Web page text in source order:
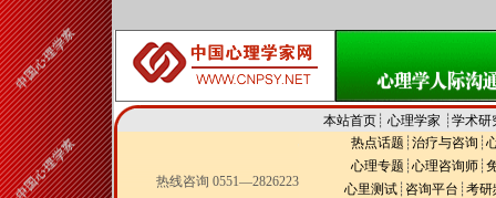
本站首页┊ 心理学家 ┊ 学术研
热线咨询 0551—2826223
热点话题 ┊ 治疗与咨询 ┊
心理专题 ┊ 心理咨询师 ┊
心里测试 ┊ 咨询平台 ┊ 考研